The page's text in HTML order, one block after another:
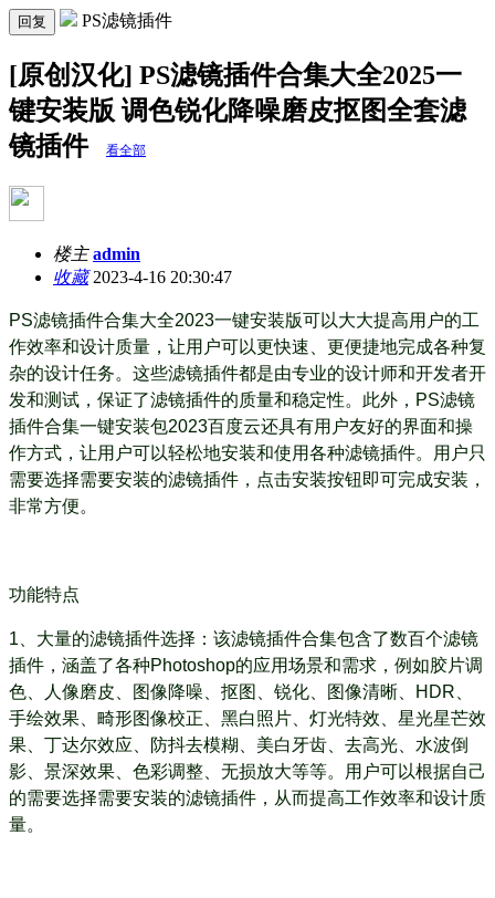
回复 PS滤镜插件
[原创汉化] PS滤镜插件合集大全2025一
键安装版 调色锐化降噪磨皮抠图全套滤
镜插件
看全部
楼主 admin
收藏2023-4-16 20:30:47
PS滤镜插件合集大全2023一键安装版可以大大提高用户的工
作效率和设计质量，让用户可以更快速、更便捷地完成各种复
杂的设计任务。这些滤镜插件都是由专业的设计师和开发者开
发和测试，保证了滤镜插件的质量和稳定性。此外，PS滤镜
插件合集一键安装包2023百度云还具有用户友好的界面和操
作方式，让用户可以轻松地安装和使用各种滤镜插件。用户只
需要选择需要安装的滤镜插件，点击安装按钮即可完成安装，
非常方便。
功能特点
1、大量的滤镜插件选择：该滤镜插件合集包含了数百个滤镜
插件，涵盖了各种Photoshop的应用场景和需求，例如胶片调
色、人像磨皮、图像降噪、抠图、锐化、图像清晰、HDR、
手绘效果、畸形图像校正、黑白照片、灯光特效、星光星芒效
果、丁达尔效应、防抖去模糊、美白牙齿、去高光、水波倒
影、景深效果、色彩调整、无损放大等等。用户可以根据自己
的需要选择需要安装的滤镜插件，从而提高工作效率和设计质
量。